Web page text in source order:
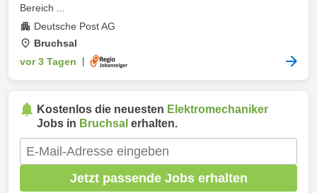
Bereich ...
Deutsche Post AG
Bruchsal
vor 3 Tagen
Kostenlos die neuesten Elektromechaniker
Jobs in Bruchsal erhalten.
Jetzt passende Jobs erhalten